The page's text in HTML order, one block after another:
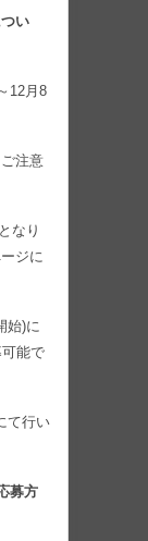
い
12月8
注意
なり
ジに
始)に
能で
て行い
募方